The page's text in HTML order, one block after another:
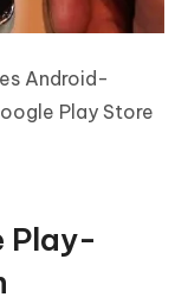
Android-
Play Store
Play-